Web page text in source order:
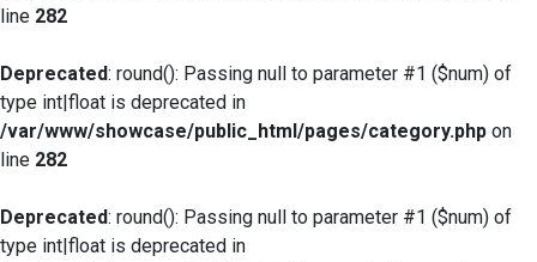
line 282
Deprecated: round(): Passing null to parameter #1 ($num) of
type int|float is deprecated in
/var/www/showcase/public_html/pages/category.php on
line 282
Deprecated: round(): Passing null to parameter #1 ($num) of
type int|float is deprecated in